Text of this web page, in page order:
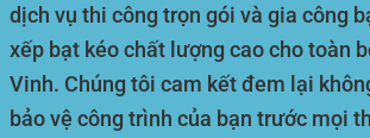
dịch vụ thi công trọn gói và gia công
xếp bạt kéo chất lượng cao cho toàn
Vinh. Chúng tôi cam kết đem lại
bảo vệ công trình của bạn trước mọi